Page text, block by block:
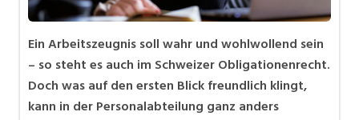
Ein Arbeitszeugnis soll wahr und wohlwollend sein
– so steht es auch im Schweizer Obligationenrecht.
Doch was auf den ersten Blick freundlich klingt,
kann in der Personalabteilung ganz anders